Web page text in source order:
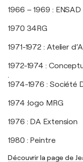
1966 – 1969 : ENSAD
1970 34RG
1971-1972 : Atelier
1972-1974 :
.
1974-1976 : Société
1974 :logo MRG
1976 : DA Extension
1980 : Peintre
Découvrir la page de